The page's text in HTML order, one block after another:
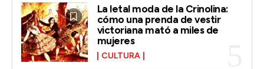
La letal moda de la Crinolina:
cómo una prenda de vestir
victoriana mató a miles de
mujeres
CULTURA